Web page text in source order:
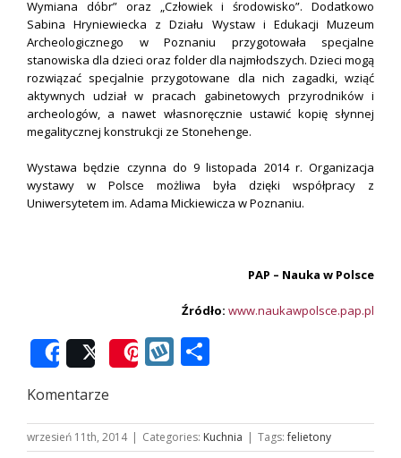
Wymiana dóbr” oraz „Człowiek i środowisko”. Dodatkowo
Sabina Hryniewiecka z Działu Wystaw i Edukacji Muzeum
Archeologicznego w Poznaniu przygotowała specjalne
stanowiska dla dzieci oraz folder dla najmłodszych. Dzieci mogą
rozwiązać specjalnie przygotowane dla nich zagadki, wziąć
aktywnych udział w pracach gabinetowych przyrodników i
archeologów, a nawet własnoręcznie ustawić kopię słynnej
megalitycznej konstrukcji ze Stonehenge.
Wystawa będzie czynna do 9 listopada 2014 r. Organizacja
wystawy w Polsce możliwa była dzięki współpracy z
Uniwersytetem im. Adama Mickiewicza w Poznaniu.
PAP – Nauka w Polsce
Źródło: www.naukawpolsce.pap.pl
SharePost SaveWykop
Komentarze
wrzesień 11th, 2014 | Categories: Kuchnia | Tags:felietony